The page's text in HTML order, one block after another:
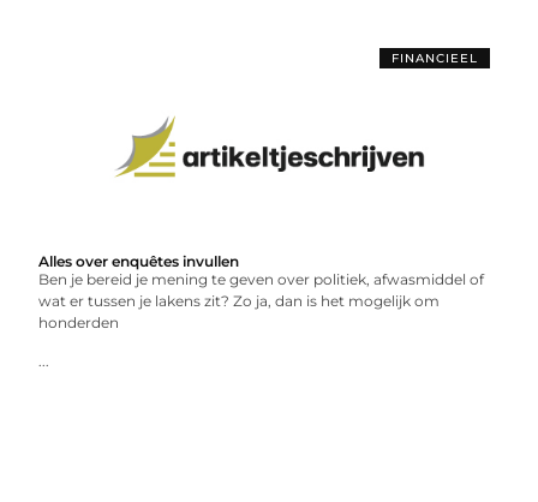
FINANCIEEL
Alles over enquêtes invullen
Ben je bereid je mening te geven over politiek, afwasmiddel of
wat er tussen je lakens zit? Zo ja, dan is het mogelijk om
honderden
...